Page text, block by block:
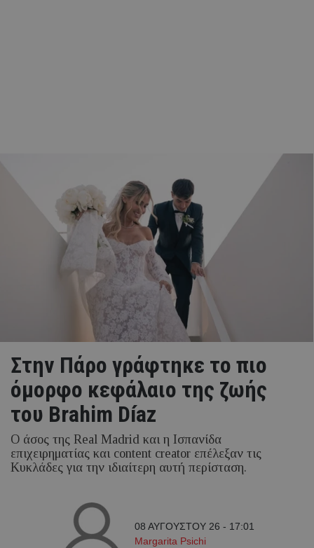
Στην Πάρο γράφτηκε το πιο
όμορφο κεφάλαιο της ζωής
του Brahim Díaz
Ο άσος της Real Madrid και η Ισπανίδα
επιχειρηματίας και content creator επέλεξαν τις
Κυκλάδες για την ιδιαίτερη αυτή περίσταση.
08 ΑΥΓΟΥΣΤΟΥ 26 - 17:01
Margarita Psichi